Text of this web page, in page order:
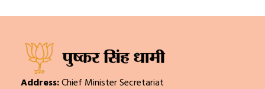
Address:Chief Minister Secretariat